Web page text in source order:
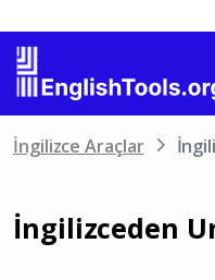
İngilizce Araçlar
İngilizceden